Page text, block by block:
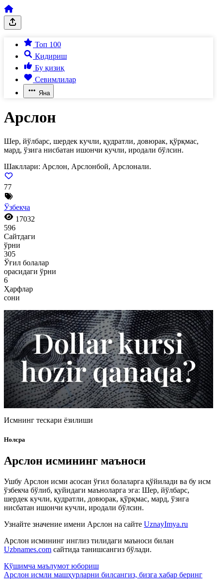
Топ 100
Қидириш
Бу қизиқ
Севимлилар
Яна
Арслон
Шер, йўлбарс, шердек кучли, қудратли, довюрак, қўрқмас,
мард, ўзига нисбатан ишончи кучли, иродали бўлсин.
Шакллари: Арслон, Арслонбой, Арслонали.
77
Ўзбекча
17032
596
Сайтдаги
ўрни
305
Ўғил болалар
орасидаги ўрни
6
Ҳарфлар
сони
Исмнинг тескари ёзилиши
Нолсра
Арслон исмининг маъноси
Ушбу Арслон исми асосан ўғил болаларга қўйилади ва бу исм
ўзбекча бўлиб, қуйидаги маъноларга эга: Шер, йўлбарс,
шердек кучли, қудратли, довюрак, қўрқмас, мард, ўзига
нисбатан ишончи кучли, иродали бўлсин.
Узнайте значение имени Арслон на сайте UznayImya.ru
Арслон исмининг инглиз тилидаги маъноси билан
Uzbnames.com сайтида танишсангиз бўлади.
Қўшимча маълумот юбориш
Арслон исмли машҳурларни билсангиз, бизга хабар беринг